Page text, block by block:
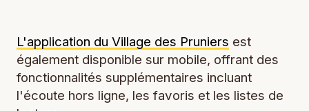
L'application du Village des Pruniers est
également disponible sur mobile, offrant des
fonctionnalités supplémentaires incluant
l'écoute hors ligne, les favoris et les listes de